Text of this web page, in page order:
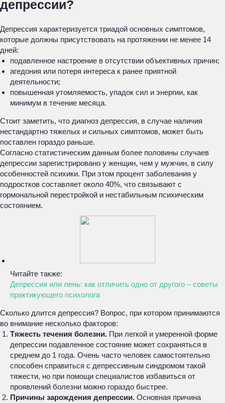
депрессии?
Депрессия характеризуется триадой основных симптомов,
которые должны присутствовать на протяжении не менее 14
дней:
подавленное настроение в отсутствии объективных причин;
агедония или потеря интереса к ранее приятной
деятельности;
повышенная утомляемость, упадок сил и энергии, как
минимум в течение месяца.
Стоит заметить, что диагноз депрессия, в случае наличия
нестандартно тяжелых и сильных симптомов, может быть
поставлен гораздо раньше.
Согласно статистическим данным более половины случаев
депрессии зарегистрировано у женщин, чем у мужчин, в силу
особенностей психики. При этом процент заболевания у
подростков составляет около 40%, что связывают с
гормональной перестройкой и нестабильным психическим
состоянием.
Читайте также:
Депрессия или лень: как отличить одно от другого – советы
практикующего психолога
Сколько длится депрессия? Вопрос, при котором принимаются
во внимание несколько факторов:
Тяжесть течения болезни. При легкой и умеренной форме
депрессии подавленное состояние может сохраняться в
среднем до 1 года. Очень часто человек самостоятельно
способен справиться с депрессивным синдромом такой
тяжести, но при помощи специалистов избавиться от
проявлений болезни можно гораздо быстрее.
Причины зарождения депрессии. Основная причина